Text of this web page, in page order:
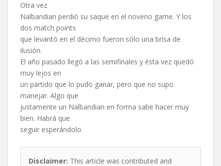
Otra vez
Nalbandian perdió su saque en el noveno game. Y los
dos match points
que levantó en el décimo fueron sólo una brisa de
ilusión.
El año pasado llegó a las semifinales y ésta vez quedó
muy lejos en
un partido que lo pudo ganar, pero que no supo
manejar. Algo que
justamente un Nalbandian en forma sabe hacer muy
bien. Habrá que
seguir esperándolo.
Disclaimer: This article was contributed and